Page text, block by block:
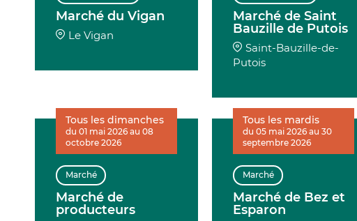
Marché du Vigan
Le Vigan
Marché de Saint
Bauzille de Putois
Saint-Bauzille-de-
Putois
Marché
Marché de
producteurs
Tous les dimanches
du 01 mai 2026 au 08
octobre 2026
Marché
Marché de Bez et
Esparon
Tous les mardis
du 05 mai 2026 au 30
septembre 2026